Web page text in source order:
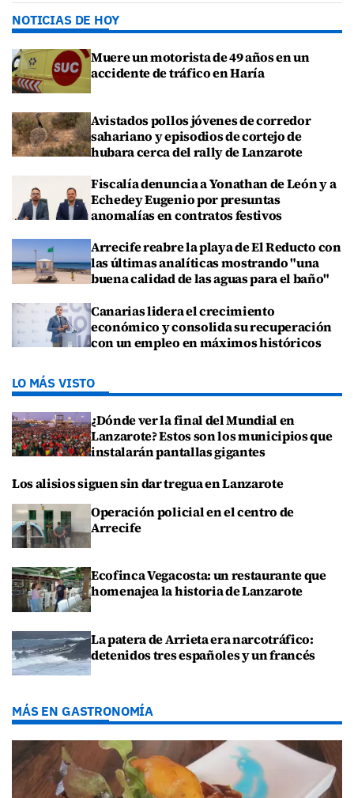
NOTICIAS DE HOY
Muere un motorista de 49 años en un
accidente de tráfico en Haría
Avistados pollos jóvenes de corredor
sahariano y episodios de cortejo de
hubara cerca del rally de Lanzarote
Fiscalía denuncia a Yonathan de León y a
Echedey Eugenio por presuntas
anomalías en contratos festivos
Arrecife reabre la playa de El Reducto con
las últimas analíticas mostrando "una
buena calidad de las aguas para el baño"
Canarias lidera el crecimiento
económico y consolida su recuperación
con un empleo en máximos históricos
LO MÁS VISTO
¿Dónde ver la final del Mundial en
Lanzarote? Estos son los municipios que
instalarán pantallas gigantes
Los alisios siguen sin dar tregua en Lanzarote
Operación policial en el centro de
Arrecife
Ecofinca Vegacosta: un restaurante que
homenajea la historia de Lanzarote
La patera de Arrieta era narcotráfico:
detenidos tres españoles y un francés
MÁS EN GASTRONOMÍA